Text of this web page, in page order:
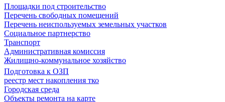
Площадки под строительство
Перечень свободных помещений
Перечень неиспользуемых земельных участков
Социальное партнерство
Транспорт
Административная комиссия
Жилищно-коммунальное хозяйство
Подготовка к ОЗП
реестр мест накопления тко
Городская среда
Объекты ремонта на карте